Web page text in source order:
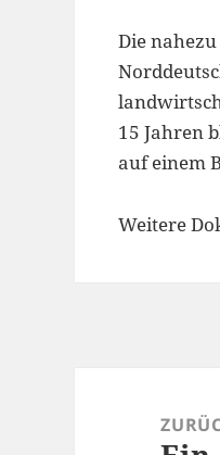
Die
15 Jahren
auf einem
Weitere